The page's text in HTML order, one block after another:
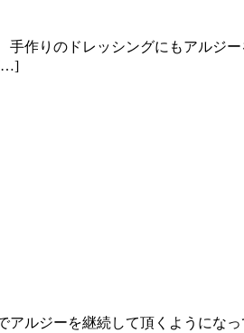
作りのドレッシングにもアルジ
[…]
ルジーを継続して頂くようにな